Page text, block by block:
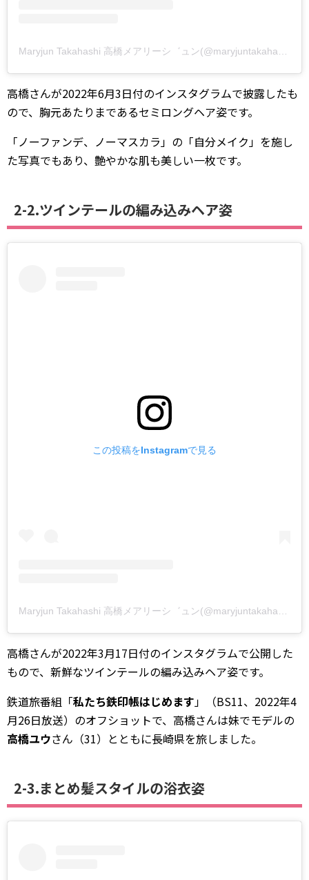
高橋さんが2022年6月3日付のインスタグラムで披露したも
ので、胸元あたりまであるセミロングヘア姿です。
「ノーファンデ、ノーマスカラ」の「自分メイク」を施し
た写真でもあり、艶やかな肌も美しい一枚です。
2-2.ツインテールの編み込みヘア姿
この投稿をInstagramで見る
Maryjun Takahashi 高橋メアリーシ゛ュン(@maryjuntakahashi)がシェアした投稿
高橋さんが2022年3月17日付のインスタグラムで公開した
もので、新鮮なツインテールの編み込みヘア姿です。
鉄道旅番組「私たち鉄印帳はじめます」（BS11、2022年4
月26日放送）のオフショットで、高橋さんは妹でモデルの
高橋ユウさん（31）とともに長崎県を旅しました。
2-3.まとめ髪スタイルの浴衣姿